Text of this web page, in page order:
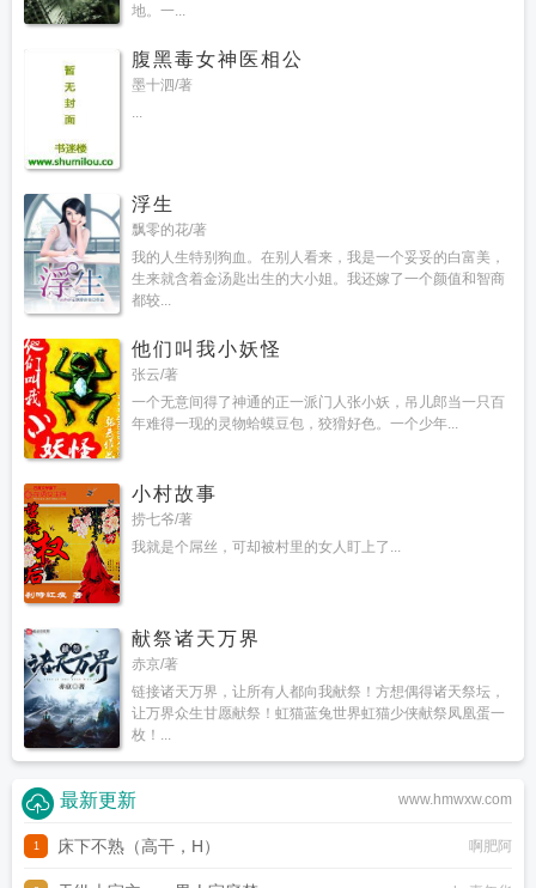
地。一...
腹黑毒女神医相公
墨十泗/著
...
浮生
飘零的花/著
我的人生特别狗血。在别人看来，我是一个妥妥的白富美，
生来就含着金汤匙出生的大小姐。我还嫁了一个颜值和智商
都较...
他们叫我小妖怪
张云/著
一个无意间得了神通的正一派门人张小妖，吊儿郎当一只百
年难得一现的灵物蛤蟆豆包，狡猾好色。一个少年...
小村故事
捞七爷/著
我就是个屌丝，可却被村里的女人盯上了...
献祭诸天万界
赤京/著
链接诸天万界，让所有人都向我献祭！方想偶得诸天祭坛，
让万界众生甘愿献祭！虹猫蓝兔世界虹猫少侠献祭凤凰蛋一
枚！...
www.hmwxw.com
最新更新
1 床下不熟（高干，H） 啊肥阿